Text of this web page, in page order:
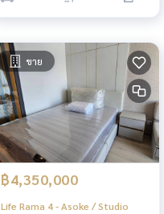
ขาย
฿4,350,000
Life Rama 4 - Asoke / Studio